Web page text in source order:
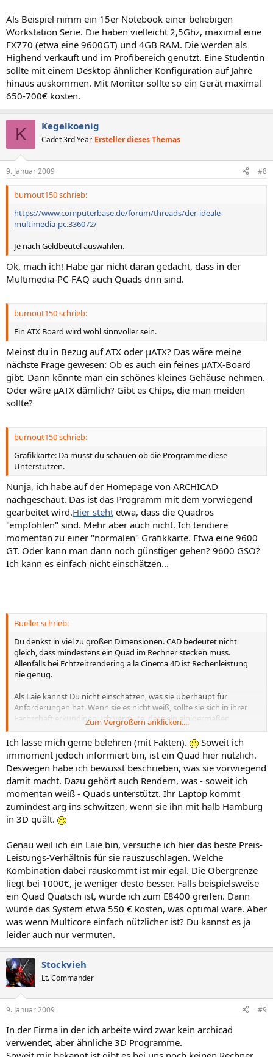
Als Beispiel nimm ein 15er Notebook einer beliebigen
Workstation Serie. Die haben vielleicht 2,5Ghz, maximal eine
FX770 (etwa eine 9600GT) und 4GB RAM. Die werden als
Highend verkauft und im Profibereich genutzt. Eine Studentin
sollte mit einem Desktop ähnlicher Konfiguration auf Jahre
hinaus auskommen. Mit Monitor sollte so ein Gerät maximal
650-700€ kosten.
K Kegelkoenig
Cadet 3rd Year Ersteller dieses Themas
9. Januar 2009 #8
burnout150 schrieb:
https://www.computerbase.de/forum/threads/der-ideale-
multimedia-pc.336072/
Je nach Geldbeutel auswählen.
Ok, mach ich! Habe gar nicht daran gedacht, dass in der
Multimedia-PC-FAQ auch Quads drin sind.
burnout150 schrieb:
Ein ATX Board wird wohl sinnvoller sein.
Meinst du in Bezug auf ATX oder µATX? Das wäre meine
nächste Frage gewesen: Ob es auch ein feines µATX-Board
gibt. Dann könnte man ein schönes kleines Gehäuse nehmen.
Oder wäre µATX dämlich? Gibt es Chips, die man meiden
sollte?
burnout150 schrieb:
Grafikkarte: Da musst du schauen ob die Programme diese
Unterstützen.
Nunja, ich habe auf der Homepage von ARCHICAD
nachgeschaut. Das ist das Programm mit dem vorwiegend
gearbeitet wird.Hier steht etwa, dass die Quadros
"empfohlen" sind. Mehr aber auch nicht. Ich tendiere
momentan zu einer "normalen" Grafikkarte. Etwa eine 9600
GT. Oder kann man dann noch günstiger gehen? 9600 GSO?
Ich kann es einfach nicht einschätzen...
Bueller schrieb:
Du denkst in viel zu großen Dimensionen. CAD bedeutet nicht
gleich, dass mindestens ein Quad im Rechner stecken muss.
Allenfalls bei Echtzeitrendering a la Cinema 4D ist Rechenleistung
nie genug.
Als Laie kannst Du nicht einschätzen, was sie überhaupt für
Anforderungen hat. Wenn sie es nicht weiß, sollte sie sich in ihrer
Fachschaft erkundigen. Ich vermute, dass ein einigermaßen
potenter Irgendwas-Dualcore-2,5Ghz mit mindestens 2GB RAM und
einer kleinen FX oder FireGL vollkommen reicht.
Als Beispiel nimm ein 15er Notebook einer beliebigen Workstation
Serie. Die haben vielleicht 2,5Ghz, maximal eine FX770 (etwa eine
9600GT) und 4GB RAM. Die werden als Highend verkauft und im
Profibereich genutzt. Eine Studentin sollte mit einem Desktop
ähnlicher Konfiguration auf Jahre hinaus auskommen. Mit Monitor
sollte so ein Gerät maximal 650-700€ kosten.
Zum Vergrößern anklicken....
Ich lasse mich gerne belehren (mit Fakten).
Soweit ich
immoment jedoch informiert bin, ist ein Quad hier nützlich.
Deswegen habe ich bewusst beschrieben, was sie vorwiegend
damit macht. Dazu gehört auch Rendern, was - soweit ich
momentan weiß - Quads unterstützt. Ihr Laptop kommt
zumindest arg ins schwitzen, wenn sie ihn mit halb Hamburg
in 3D quält.
Genau weil ich ein Laie bin, versuche ich hier das beste Preis-
Leistungs-Verhältnis für sie rauszuschlagen. Welche
Kombination dabei rauskommt ist mir egal. Die Obergrenze
liegt bei 1000€, je weniger desto besser. Falls beispielsweise
ein Quad Quatsch ist, würde ich zum E8400 greifen. Dann
würde das System etwa 550 € kosten, was optimal wäre. Aber
was wenn Multicore einfach nützlicher ist? Du kannst es ja
leider auch nur vermuten.
Stockvieh
Lt. Commander
9. Januar 2009 #9
In der Firma in der ich arbeite wird zwar kein archicad
verwendet, aber ähnliche 3D Programme.